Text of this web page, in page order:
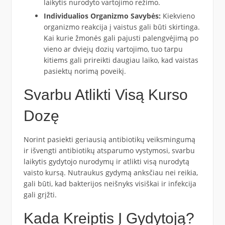
laikytis nurodyto vartojimo režimo.
Individualios Organizmo Savybės: Kiekvieno
organizmo reakcija į vaistus gali būti skirtinga.
Kai kurie žmonės gali pajusti palengvėjimą po
vieno ar dviejų dozių vartojimo, tuo tarpu
kitiems gali prireikti daugiau laiko, kad vaistas
pasiektų norimą poveikį.
Svarbu Atlikti Visą Kurso
Dozę
Norint pasiekti geriausią antibiotikų veiksmingumą
ir išvengti antibiotikų atsparumo vystymosi, svarbu
laikytis gydytojo nurodymų ir atlikti visą nurodytą
vaisto kursą. Nutraukus gydymą anksčiau nei reikia,
gali būti, kad bakterijos neišnyks visiškai ir infekcija
gali grįžti.
Kada Kreiptis Į Gydytoją?